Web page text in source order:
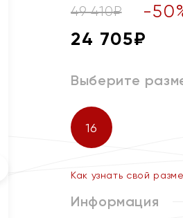
49 410₽ -50
24 705₽
Выберите
16
Как узнать свой
Информация